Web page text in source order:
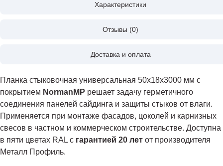
Характеристики
Отзывы (0)
Доставка и оплата
Планка стыковочная универсальная 50х18х3000 мм с
покрытием NormanMP решает задачу герметичного
соединения панелей сайдинга и защиты стыков от влаги.
Применяется при монтаже фасадов, цоколей и карнизных
свесов в частном и коммерческом строительстве. Доступна
в пяти цветах RAL с гарантией 20 лет от производителя
Металл Профиль.